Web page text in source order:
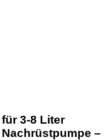
3-8 Liter
–